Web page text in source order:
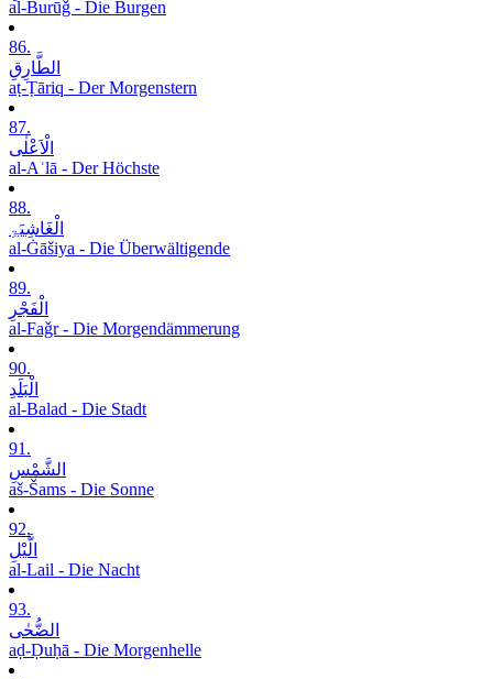
al-Burūǧ - Die Burgen
86.
الطَّارِقِ
aṭ-Ṭāriq - Der Morgenstern
87.
الْاَعْلٰی
al-Aʿlā - Der Höchste
88.
الْغَاشِیَۃِ
al-Ġāšiya - Die Überwältigende
89.
الْفَجْرِ
al-Faǧr - Die Morgendämmerung
90.
الْبَلَدِ
al-Balad - Die Stadt
91.
الشَّمْسِ
aš-Šams - Die Sonne
92.
الَّیْلِ
al-Lail - Die Nacht
93.
الضُّحٰی
aḍ-Ḍuḥā - Die Morgenhelle